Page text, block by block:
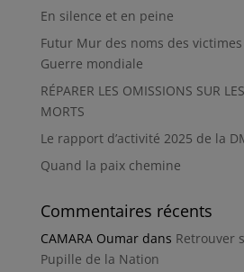
En silence et en peine
Futur Mur des noms des
Guerre mondiale
RÉPARER LES OMISSIONS SUR
MORTS
Le rapport d’activité 2025 de la
Quand la paix chemine
Commentaires récents
CAMARA Oumardans Retrouver
Pupille de la Nation